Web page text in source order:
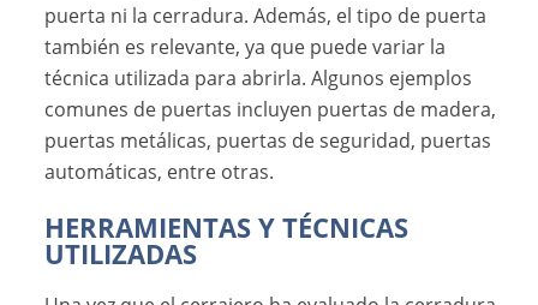
puerta ni la cerradura. Además, el tipo de puerta
también es relevante, ya que puede variar la
técnica utilizada para abrirla. Algunos ejemplos
comunes de puertas incluyen puertas de madera,
puertas metálicas, puertas de seguridad, puertas
automáticas, entre otras.
HERRAMIENTAS Y TÉCNICAS
UTILIZADAS